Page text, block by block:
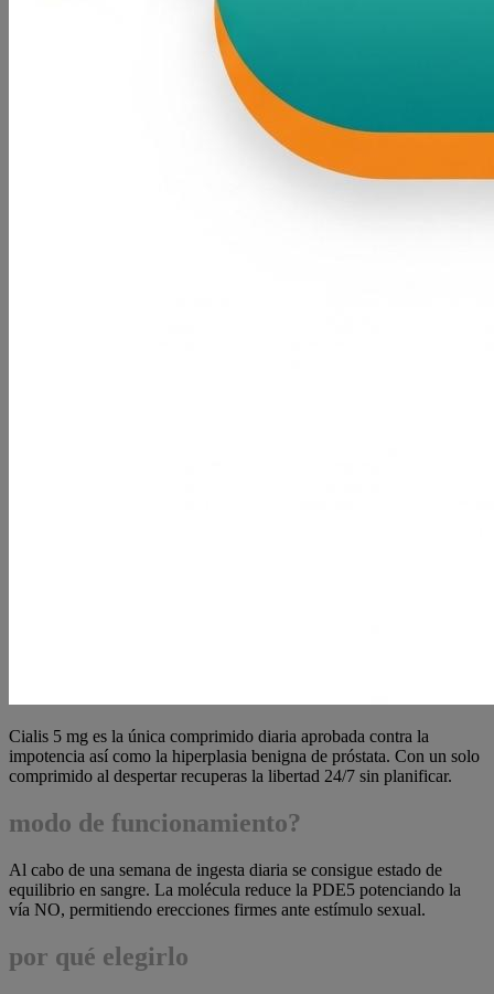
Cialis 5 mg es la única comprimido diaria aprobada contra la
impotencia así como la hiperplasia benigna de próstata. Con un solo
comprimido al despertar recuperas la libertad 24/7 sin planificar.
modo de funcionamiento?
Al cabo de una semana de ingesta diaria se consigue estado de
equilibrio en sangre. La molécula reduce la PDE5 potenciando la
vía NO, permitiendo erecciones firmes ante estímulo sexual.
por qué elegirlo